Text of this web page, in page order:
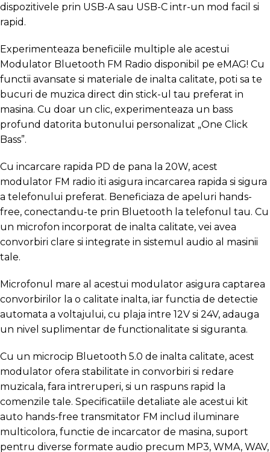
dispozitivele prin USB-A sau USB-C intr-un mod facil si
rapid.
Experimenteaza beneficiile multiple ale acestui
Modulator Bluetooth FM Radio disponibil pe eMAG! Cu
functii avansate si materiale de inalta calitate, poti sa te
bucuri de muzica direct din stick-ul tau preferat in
masina. Cu doar un clic, experimenteaza un bass
profund datorita butonului personalizat „One Click
Bass”.
Cu incarcare rapida PD de pana la 20W, acest
modulator FM radio iti asigura incarcarea rapida si sigura
a telefonului preferat. Beneficiaza de apeluri hands-
free, conectandu-te prin Bluetooth la telefonul tau. Cu
un microfon incorporat de inalta calitate, vei avea
convorbiri clare si integrate in sistemul audio al masinii
tale.
Microfonul mare al acestui modulator asigura captarea
convorbirilor la o calitate inalta, iar functia de detectie
automata a voltajului, cu plaja intre 12V si 24V, adauga
un nivel suplimentar de functionalitate si siguranta.
Cu un microcip Bluetooth 5.0 de inalta calitate, acest
modulator ofera stabilitate in convorbiri si redare
muzicala, fara intreruperi, si un raspuns rapid la
comenzile tale. Specificatiile detaliate ale acestui kit
auto hands-free transmitator FM includ iluminare
multicolora, functie de incarcator de masina, suport
pentru diverse formate audio precum MP3, WMA, WAV,